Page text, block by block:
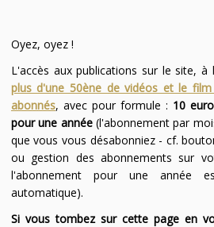
Oyez, oyez !
L'accès aux publications sur le site,
plus d'une 50ène de vidéos et le film
abonnés, avec pour formule : 10
pour une année(l'abonnement par
que vous vous désabonniez - cf.
ou gestion des abonnements sur
l'abonnement pour une année
automatique).
Si vous tombez sur cette page en